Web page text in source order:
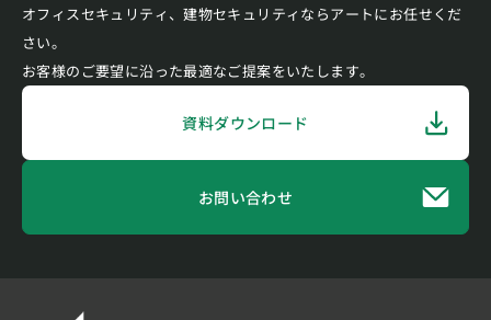
オフィスセキュリティ、建物セキュリティならアートにお任せくだ
さい。
お客様のご要望に沿った最適なご提案をいたします。
資料ダウンロード
お問い合わせ